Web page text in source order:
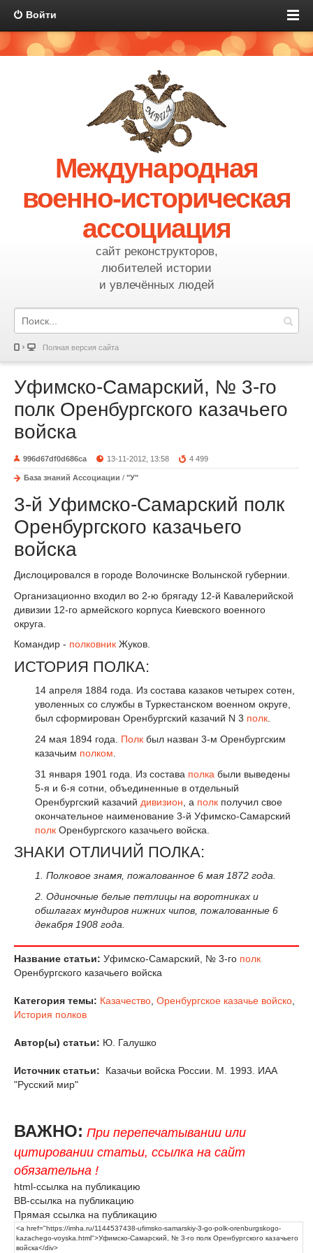
Войти
Международная
военно-историческая
ассоциация
сайт реконструкторов,
любителей истории
и увлечённых людей
Полная версия сайта
Уфимско-Самарский, № 3-го
полк Оренбургского казачьего
войска
996d67df0d686ca 13-11-2012, 13:58 4 499
База знаний Ассоциации / "У"
3-й Уфимско-Самарский полк
Оренбургского казачьего
войска
Дислоцировался в городе Волочинске Волынской губернии.
Организационно входил во 2-ю брягаду 12-й Кавалерийской
дивизии 12-го армейского корпуса Киевского военного
округа.
Командир - полковник Жуков.
ИСТОРИЯ ПОЛКА:
14 апреля 1884 года. Из состава казаков четырех сотен,
уволенных со службы в Туркестанском военном округе,
был сформирован Оренбургский казачий N 3 полк
24 мая 1894 года. Полк был назван 3-м Оренбургским
казачьим полком
31 января 1901 года. Из состава полка были выведены
5-я и 6-я сотни, объединенные в отдельный
Оренбургский казачий дивизион , а полк получил свое
окончательное наименование 3-й Уфимско-Самарский
полк Оренбургского казачьего войска.
ЗНАКИ ОТЛИЧИЙ ПОЛКА:
1. Полковое знамя, пожалованное 6 мая 1872 года.
2. Одиночные белые петлицы на воротниках и
обшлагах мундиров нижних чипов, пожалованные 6
декабря 1908 года.
Название статьи: Уфимско-Самарский, № 3-го полк
Оренбургского казачьего войска
Категория темы: Казачество Оренбургское казачье войско
История полков
Автор(ы) статьи: Ю. Галушко
Источник статьи:
Казачьи войска России. М. 1993. ИАА
"Русский мир"
ВАЖНО: При перепечатывании или
цитировании статьи, ссылка на сайт
обязательна !
html-ссылка на публикацию
BB-ссылка на публикацию
Прямая ссылка на публикацию